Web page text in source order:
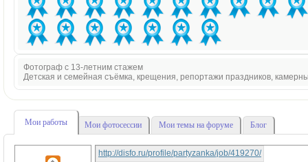
Фотограф с 13-летним стажем
Детская и семейная съёмка, крещения, репортажи праздников,
Мои работы Мои фотосессии Мои темы на форуме Блог
http://disfo.ru/profile/partyzanka/job/419270/